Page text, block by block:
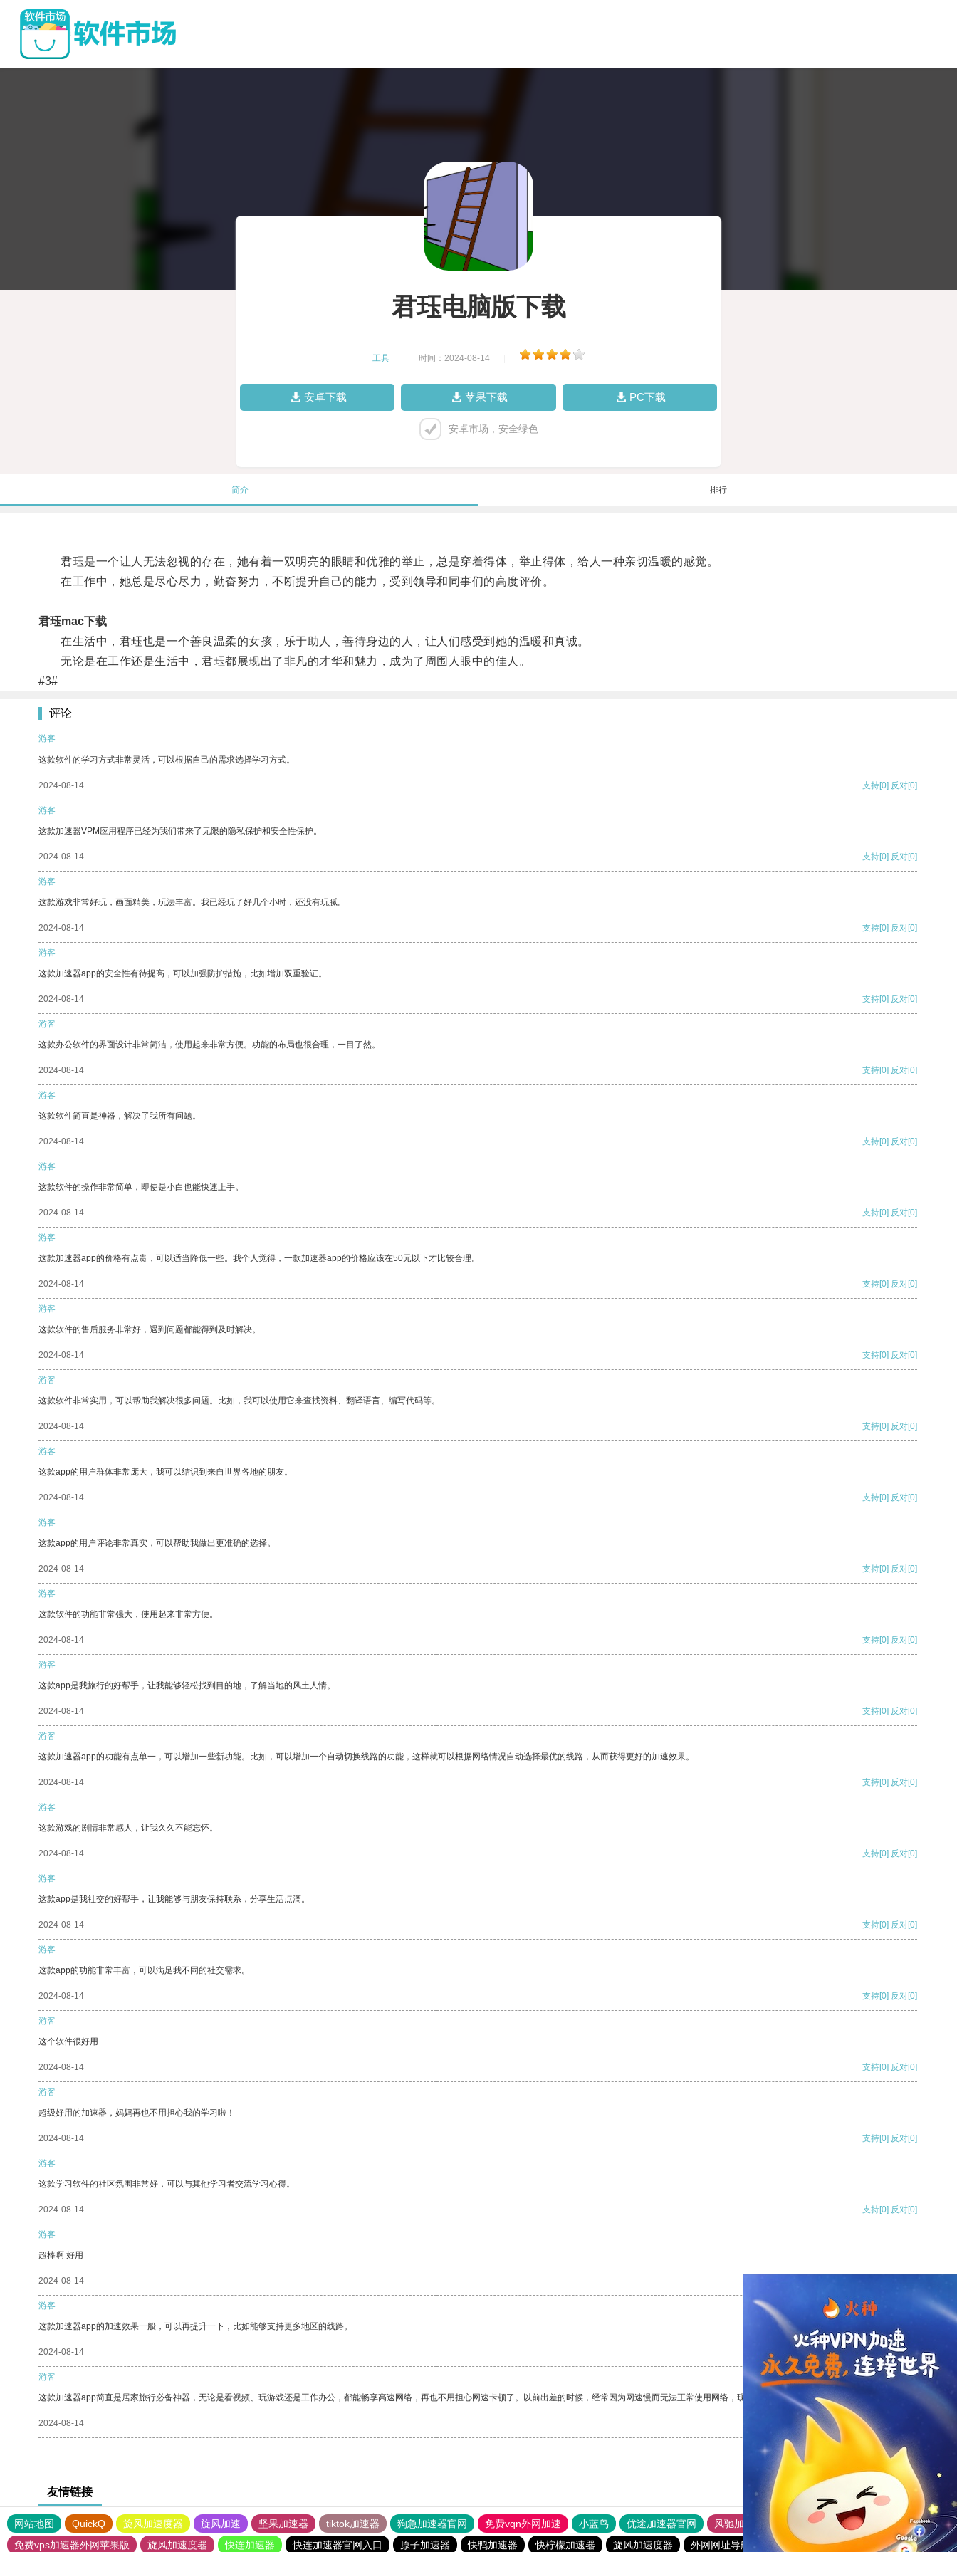
君珏电脑版下载
工具 时间：2024-08-14
安卓下载 苹果下载 PC下载
安卓市场，安全绿色
简介 排行
君珏是一个让人无法忽视的存在，她有着一双明亮的眼睛和优雅的举止，总是穿着得体，举止得体，给人一种亲切温暖的感觉。
在工作中，她总是尽心尽力，勤奋努力，不断提升自己的能力，受到领导和同事们的高度评价。
君珏mac下载
在生活中，君珏也是一个善良温柔的女孩，乐于助人，善待身边的人，让人们感受到她的温暖和真诚。
无论是在工作还是生活中，君珏都展现出了非凡的才华和魅力，成为了周围人眼中的佳人。
#3#
评论
游客
这款软件的学习方式非常灵活，可以根据自己的需求选择学习方式。
2024-08-14 支持[0] 反对[0]
游客
这款加速器VPM应用程序已经为我们带来了无限的隐私保护和安全性保护。
2024-08-14 支持[0] 反对[0]
游客
这款游戏非常好玩，画面精美，玩法丰富。我已经玩了好几个小时，还没有玩腻。
2024-08-14 支持[0] 反对[0]
游客
这款加速器app的安全性有待提高，可以加强防护措施，比如增加双重验证。
2024-08-14 支持[0] 反对[0]
游客
这款办公软件的界面设计非常简洁，使用起来非常方便。功能的布局也很合理，一目了然。
2024-08-14 支持[0] 反对[0]
游客
这款软件简直是神器，解决了我所有问题。
2024-08-14 支持[0] 反对[0]
游客
这款软件的操作非常简单，即使是小白也能快速上手。
2024-08-14 支持[0] 反对[0]
游客
这款加速器app的价格有点贵，可以适当降低一些。我个人觉得，一款加速器app的价格应该在50元以下才比较合理。
2024-08-14 支持[0] 反对[0]
游客
这款软件的售后服务非常好，遇到问题都能得到及时解决。
2024-08-14 支持[0] 反对[0]
游客
这款软件非常实用，可以帮助我解决很多问题。比如，我可以使用它来查找资料、翻译语言、编写代码等。
2024-08-14 支持[0] 反对[0]
游客
这款app的用户群体非常庞大，我可以结识到来自世界各地的朋友。
2024-08-14 支持[0] 反对[0]
游客
这款app的用户评论非常真实，可以帮助我做出更准确的选择。
2024-08-14 支持[0] 反对[0]
游客
这款软件的功能非常强大，使用起来非常方便。
2024-08-14 支持[0] 反对[0]
游客
这款app是我旅行的好帮手，让我能够轻松找到目的地，了解当地的风土人情。
2024-08-14 支持[0] 反对[0]
游客
这款加速器app的功能有点单一，可以增加一些新功能。比如，可以增加一个自动切换线路的功能，这样就可以根据网络情况自动选择最优的线路，从而获得更好的加速效果。
2024-08-14 支持[0] 反对[0]
游客
这款游戏的剧情非常感人，让我久久不能忘怀。
2024-08-14 支持[0] 反对[0]
游客
这款app是我社交的好帮手，让我能够与朋友保持联系，分享生活点滴。
2024-08-14 支持[0] 反对[0]
游客
这款app的功能非常丰富，可以满足我不同的社交需求。
2024-08-14 支持[0] 反对[0]
游客
这个软件很好用
2024-08-14 支持[0] 反对[0]
游客
超级好用的加速器，妈妈再也不用担心我的学习啦！
2024-08-14 支持[0] 反对[0]
游客
这款学习软件的社区氛围非常好，可以与其他学习者交流学习心得。
2024-08-14 支持[0] 反对[0]
游客
超棒啊 好用
2024-08-14
游客
这款加速器app的加速效果一般，可以再提升一下，比如能够支持更多地区的线路。
2024-08-14 支持 [0] 反对 [0]
游客
这款加速器app简直是居家旅行必备神器，无论是看视频、玩游戏还是工作办公，都能畅享高速网络，再也不用担心网速卡顿了。以前出差的时候，经常因为网速慢而无法正常使用网络，现在有了这个app，我再也不用担心了。
2024-08-14 支持
友情链接
网站地图 QuickQ 旋风加速度器 旋风加速 坚果加速器 tiktok加速器 狗急加速器官网 免费vqn外网加速 小蓝鸟 优途加速器官网 风驰加速器
旋风加速器
免费vps加速器外网苹果版
旋风加速度器 快连加速器 快连加速器官网入口 原子加速器 快鸭加速器 快柠檬加速器 旋风加速度器 外网网址导航 软件中心 雷霆加速 狂飙加速器